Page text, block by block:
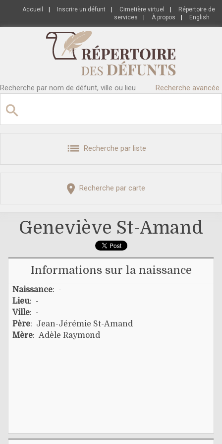
Accueil Inscrire un défunt Cimetière virtuel
Répertoire de
services
À propos English
Recherche par nom de défunt, ville ou lieu Recherche avancée
Recherche par liste
Recherche par carte
Geneviève St-Amand
Informations sur la naissance
Naissance: -
Lieu: -
Ville: -
Père: Jean-Jérémie St-Amand
Mère: Adèle Raymond